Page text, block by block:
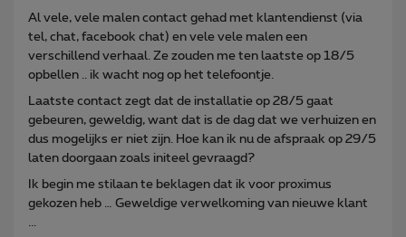
Al vele, vele malen contact gehad met klantendienst (via
tel, chat, facebook chat) en vele vele malen een
verschillend verhaal. Ze zouden me ten laatste op 18/5
opbellen .. ik wacht nog op het telefoontje.
Laatste contact zegt dat de installatie op 28/5 gaat
gebeuren, geweldig, want dat is de dag dat we verhuizen en
dus mogelijks er niet zijn. Hoe kan ik nu de afspraak op 29/5
laten doorgaan zoals initeel gevraagd?
Ik begin me stilaan te beklagen dat ik voor proximus
gekozen heb … Geweldige verwelkoming van nieuwe klant
...